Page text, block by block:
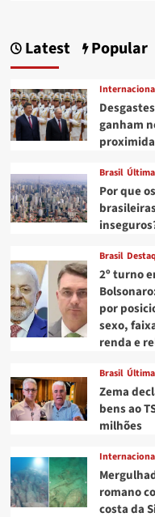
Latest Popular
ganham
Brasil
Por que
Brasil
2º turno
por
sexo,
renda e
Brasil
Zema
bens ao
milhões
romano
costa da